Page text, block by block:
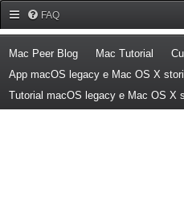
FAQ
Mac Peer Blog(Opens a new tab)
Mac Tutorial
App macOS legacy e Mac OS X
Tutorial macOS legacy e Mac OS X